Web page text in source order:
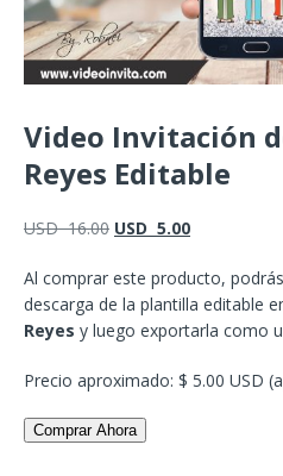
Video Invitación
Reyes Editable
USD16.00 USD 5.00
Al comprar este producto,
descarga de la plantilla editable
Reyes y luego exportarla como
Precio aproximado: $ 5.00 USD
Comprar Ahora